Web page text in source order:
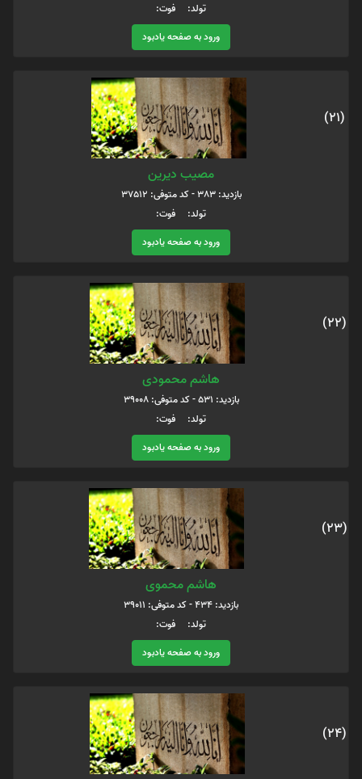
تولد: فوت:
ورود به صفحه یادبود
(21)
مصیب دیرین
بازدید: 383 - کد متوفی: 37512
تولد: فوت:
ورود به صفحه یادبود
(22)
هاشم محمودی
بازدید: 531 - کد متوفی: 39008
تولد: فوت:
ورود به صفحه یادبود
(23)
هاشم محموی
بازدید: 434 - کد متوفی: 39011
تولد: فوت:
ورود به صفحه یادبود
(24)